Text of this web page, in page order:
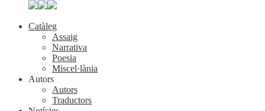
Catàleg
Assaig
Narrativa
Poesia
Miscel·lània
Autors
Autors
Traductors